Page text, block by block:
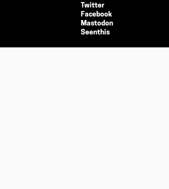
Twitter
Facebook
Mastodon
Seenthis